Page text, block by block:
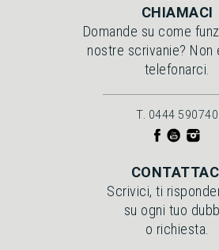
CHIAMACI
Domande su come
nostre scrivanie? Non
telefonarci.
T. 0444 590740
Scrivici, ti
su ogni tuo
o richiesta.